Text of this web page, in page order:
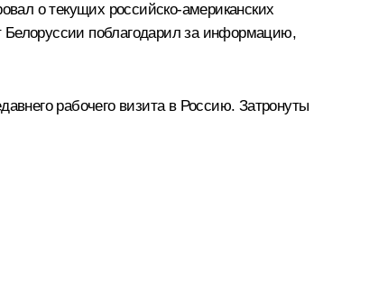
о текущих российско-американских
поблагодарил за информацию,
рабочего визитав Россию. Затронуты